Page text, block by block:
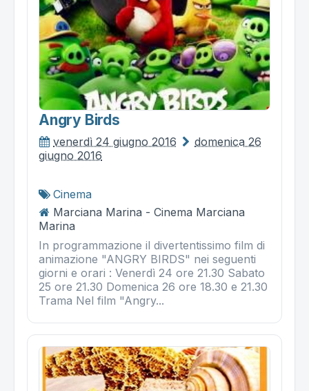
Angry Birds
venerdì 24 giugno 2016
domenica 26
giugno 2016
Cinema
Marciana Marina - Cinema Marciana
Marina
In programmazione il divertentissimo film di
animazione "ANGRY BIRDS" nei seguenti
giorni e orari : Venerdì 24 ore 21.30 Sabato
25 ore 21.30 Domenica 26 ore 18.30 e 21.30
Trama Nel film "Angry...